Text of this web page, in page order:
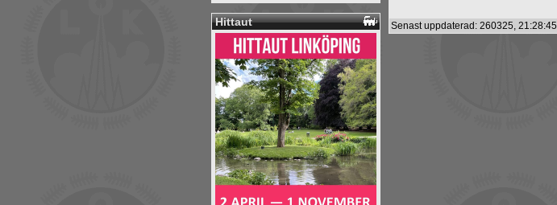
Hittaut Senast uppdaterad: 260325, 21:28:45